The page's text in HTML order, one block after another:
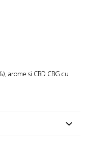
arome si CBD CBG cu